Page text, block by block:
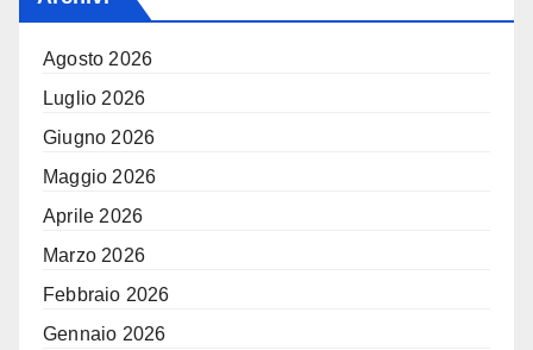
Agosto 2026
Luglio 2026
Giugno 2026
Maggio 2026
Aprile 2026
Marzo 2026
Febbraio 2026
Gennaio 2026